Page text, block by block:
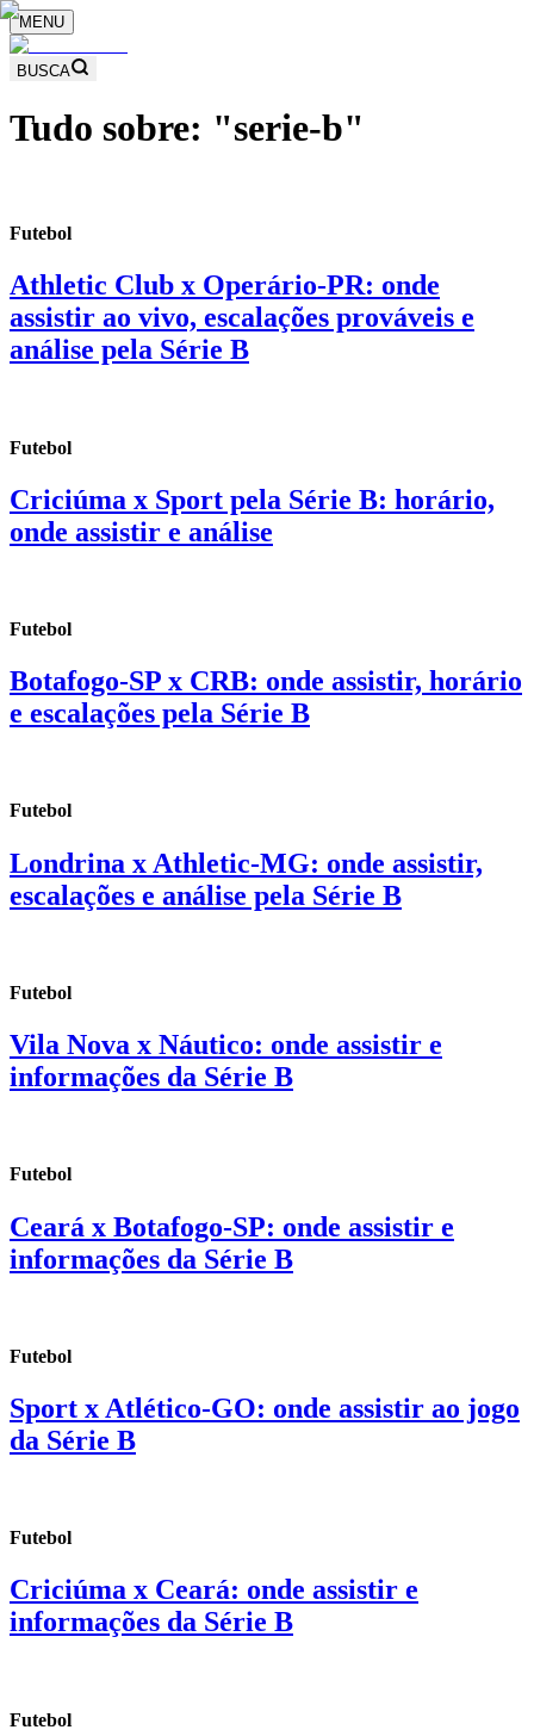
MENU
BUSCA
Tudo sobre: "serie-b"
Futebol
Athletic Club x Operário-PR: onde
assistir ao vivo, escalações prováveis e
análise pela Série B
Futebol
Criciúma x Sport pela Série B: horário,
onde assistir e análise
Futebol
Botafogo-SP x CRB: onde assistir, horário
e escalações pela Série B
Futebol
Londrina x Athletic-MG: onde assistir,
escalações e análise pela Série B
Futebol
Vila Nova x Náutico: onde assistir e
informações da Série B
Futebol
Ceará x Botafogo-SP: onde assistir e
informações da Série B
Futebol
Sport x Atlético-GO: onde assistir ao jogo
da Série B
Futebol
Criciúma x Ceará: onde assistir e
informações da Série B
Futebol